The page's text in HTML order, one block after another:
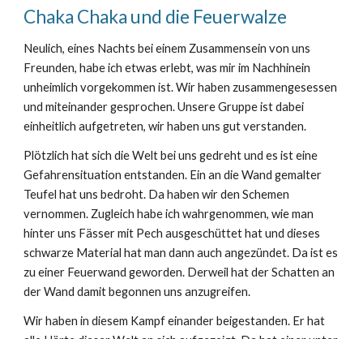
Chaka Chaka und die Feuerwalze
Neulich, eines Nachts bei einem Zusammensein von uns
Freunden, habe ich etwas erlebt, was mir im Nachhinein
unheimlich vorgekommen ist. Wir haben zusammengesessen
und miteinander gesprochen. Unsere Gruppe ist dabei
einheitlich aufgetreten, wir haben uns gut verstanden.
Plötzlich hat sich die Welt bei uns gedreht und es ist eine
Gefahrensituation entstanden. Ein an die Wand gemalter
Teufel hat uns bedroht. Da haben wir den Schemen
vernommen. Zugleich habe ich wahrgenommen, wie man
hinter uns Fässer mit Pech ausgeschüttet hat und dieses
schwarze Material hat man dann auch angezündet. Da ist es
zu einer Feuerwand geworden. Derweil hat der Schatten an
der Wand damit begonnen uns anzugreifen.
Wir haben in diesem Kampf einander beigestanden. Er hat